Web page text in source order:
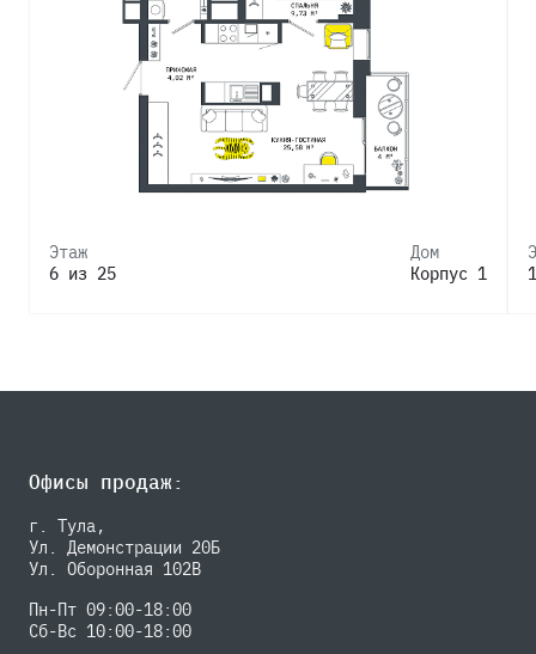
Этаж
6 из 25
Дом
Корпус 1
Офисы продаж:
г. Тула,
Ул. Демонстрации 20Б
Ул. Оборонная 102В
Пн-Пт 09:00-18:00
Сб-Вс 10:00-18:00